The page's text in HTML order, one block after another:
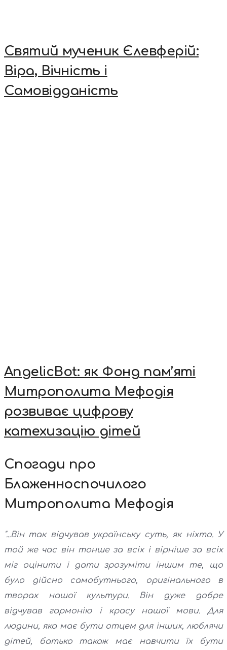
Святий мученик Єлевферій:
Віра, Вічність і
Самовідданість
AngelicBot: як Фонд пам’яті
Митрополита Мефодія
розвиває цифрову
катехизацію дітей
Спогади про
Блаженноспочилого
Митрополита Мефодія
"...Він так відчував українську суть, як ніхто. У
той же час він тонше за всіх і вірніше за всіх
міг оцінити і дати зрозуміти іншим те, що
було дійсно самобутнього, оригінального в
творах нашої культури. Він дуже добре
відчував гармонію і красу нашої мови. Для
людини, яка має бути отцем для інших, люблячи
дітей, батько також має навчити їх бути